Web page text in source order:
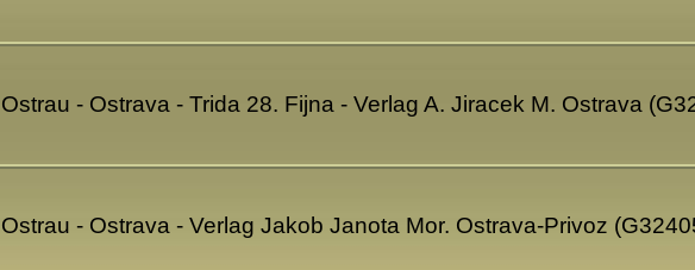
- Ostrava - Trida 28. Fijna - Verlag A. Jiracek M. Ostrava
- Ostrava - Verlag Jakob Janota Mor. Ostrava-Privoz